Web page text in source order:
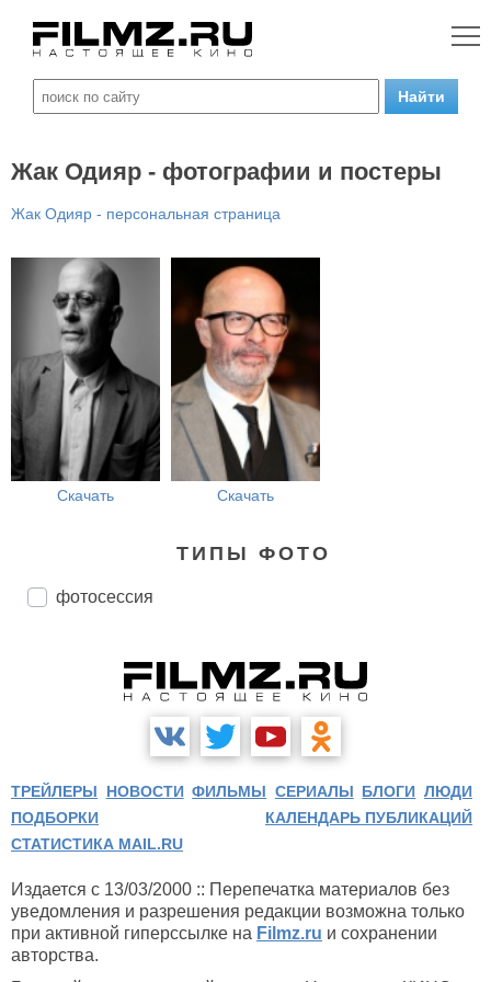
Жак Одияр - фотографии и постеры
Жак Одияр - персональная страница
Скачать Скачать
ТИПЫ ФОТО
фотосессия
ТРЕЙЛЕРЫ НОВОСТИ ФИЛЬМЫ СЕРИАЛЫ БЛОГИ ЛЮДИ
ПОДБОРКИ
КАЛЕНДАРЬ ПУБЛИКАЦИЙ
СТАТИСТИКА MAIL.RU
Издается с 13/03/2000 :: Перепечатка материалов без
уведомления и разрешения редакции возможна только
при активной гиперссылке на Filmz.ru и сохранении
авторства.